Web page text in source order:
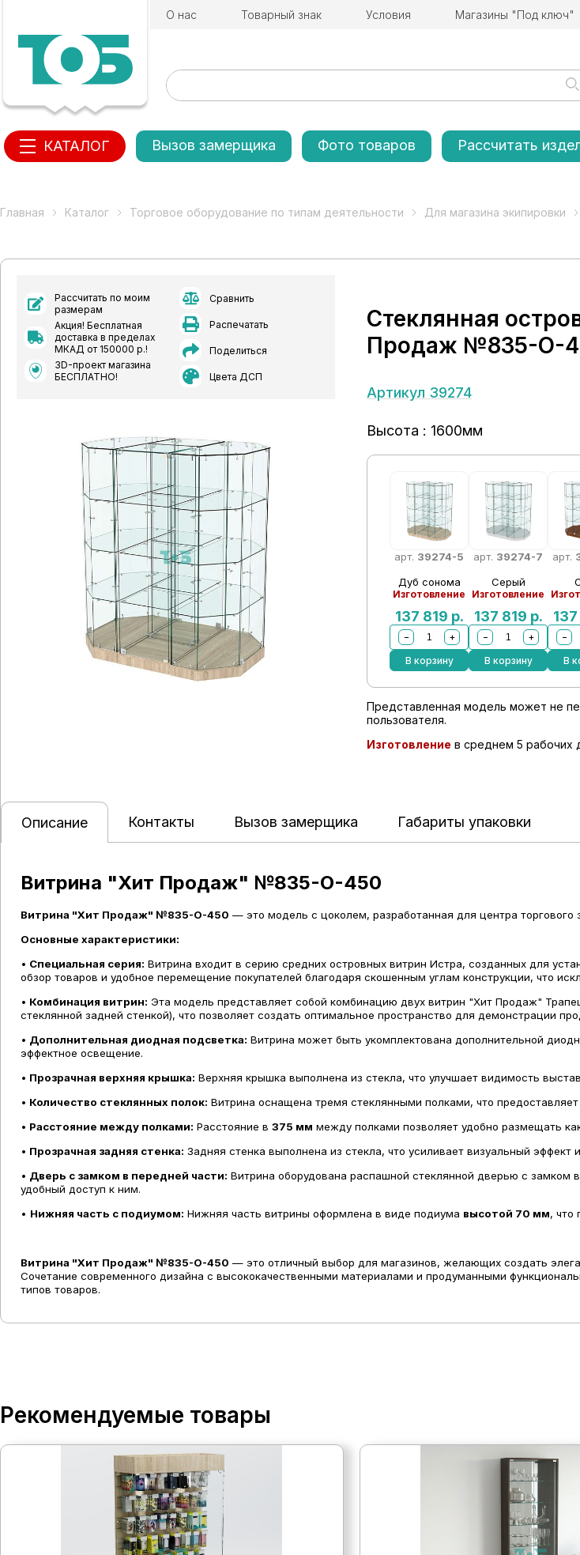
О нас Товарный знак Условия Магазины "Под ключ"
КАТАЛОГ Вызов замерщика Фото товаров Рассчитать
Главная Каталог Торговое оборудование по типам деятельности Для магазина экипировки
Рассчитать по моим
размерам
Акция! Бесплатная
доставка в пределах
МКАД от 150000 р.!
3D-проект магазина
БЕСПЛАТНО!
Сравнить
Распечатать
Поделиться
Цвета ДСП
Стеклянная
Продаж №835-О-
Артикул 39274
Высота : 1600мм
арт. 39274-5
Дуб сонома
Изготовление
137 819 р.
−
+
В корзину
арт. 39274-7
Серый
Изготовление
137 819 р.
−
+
В корзину
арт.
−
В
Представленная модель может не
пользователя.
Изготовление в среднем 5 рабочих
Описание Контакты Вызов замерщика Габариты упаковки
Витрина "Хит Продаж" №835-О-450
Витрина "Хит Продаж" №835-О-450 — это модель с цоколем, разработанная для центра торгового
Основные характеристики:
• Специальная серия: Витрина входит в серию средних островных витрин Истра, созданных для
обзор товаров и удобное перемещение покупателей благодаря скошенным углам конструкции, что
• Комбинация витрин: Эта модель представляет собой комбинацию двух витрин "Хит Продаж"
стеклянной задней стенкой), что позволяет создать оптимальное пространство для демонстрации
• Дополнительная диодная подсветка: Витрина может быть укомплектована дополнительной
эффектное освещение.
• Прозрачная верхняя крышка: Верхняя крышка выполнена из стекла, что улучшает видимость
• Количество стеклянных полок: Витрина оснащена тремя стеклянными полками, что
• Расстояние между полками: Расстояние в 375 мм между полками позволяет удобно размещать
• Прозрачная задняя стенка: Задняя стенка выполнена из стекла, что усиливает визуальный
• Дверь с замком в передней части: Витрина оборудована распашной стеклянной дверью с замком
удобный доступ к ним.
• Нижняя часть с подиумом: Нижняя часть витрины оформлена в виде подиума высотой 70 мм, что
Витрина "Хит Продаж" №835-О-450 — это отличный выбор для магазинов, желающих создать
Сочетание современного дизайна с высококачественными материалами и продуманными
типов товаров.
Рекомендуемые товары